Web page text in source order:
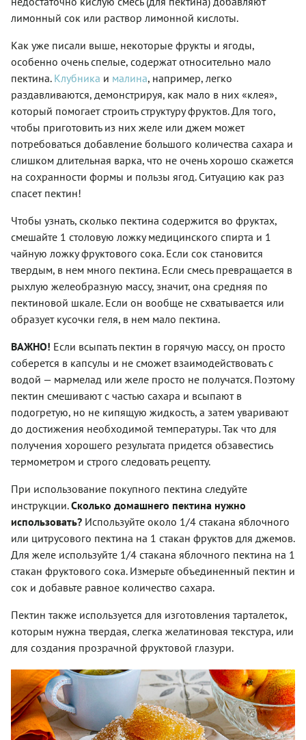
лимонный сок или раствор лимонной кислоты.
Как уже писали выше, некоторые фрукты и ягоды,
особенно очень спелые, содержат относительно мало
пектина. Клубника и малина, например, легко
раздавливаются, демонстрируя, как мало в них «клея»,
который помогает строить структуру фруктов. Для того,
чтобы приготовить из них желе или джем может
потребоваться добавление большого количества сахара и
слишком длительная варка, что не очень хорошо скажется
на сохранности формы и пользы ягод. Ситуацию как раз
спасет пектин!
Чтобы узнать, сколько пектина содержится во фруктах,
смешайте 1 столовую ложку медицинского спирта и 1
чайную ложку фруктового сока. Если сок становится
твердым, в нем много пектина. Если смесь превращается в
рыхлую желеобразную массу, значит, она средняя по
пектиновой шкале. Если он вообще не схватывается или
образует кусочки геля, в нем мало пектина.
ВАЖНО! Если всыпать пектин в горячую массу, он просто
соберется в капсулы и не сможет взаимодействовать с
водой — мармелад или желе просто не получатся. Поэтому
пектин смешивают с частью сахара и всыпают в
подогретую, но не кипящую жидкость, а затем уваривают
до достижения необходимой температуры. Так что для
получения хорошего результата придется обзавестись
термометром и строго следовать рецепту.
При использование покупного пектина следуйте
инструкции.Сколько домашнего пектина нужно
использовать? Используйте около 1/4 стакана яблочного
или цитрусового пектина на 1 стакан фруктов для джемов.
Для желе используйте 1/4 стакана яблочного пектина на 1
стакан фруктового сока. Измерьте объединенный пектин и
сок и добавьте равное количество сахара.
Пектин также используется для изготовления тарталеток,
которым нужна твердая, слегка желатиновая текстура, или
для создания прозрачной фруктовой глазури.